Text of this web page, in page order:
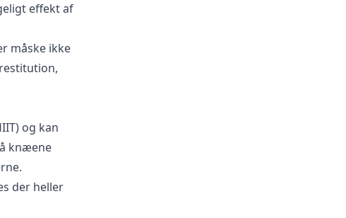
effekt af
måske ikke
og kan
knæene
der heller